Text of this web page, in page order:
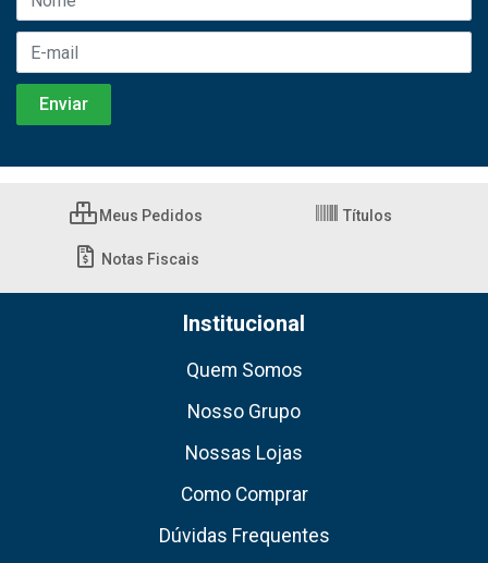
Meus Pedidos Títulos
Notas Fiscais
Institucional
Quem Somos
Nosso Grupo
Nossas Lojas
Como Comprar
Dúvidas Frequentes